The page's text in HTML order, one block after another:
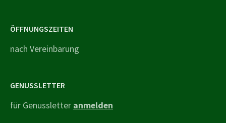
ÖFFNUNGSZEITEN
nach Vereinbarung
GENUSSLETTER
für Genussletter anmelden